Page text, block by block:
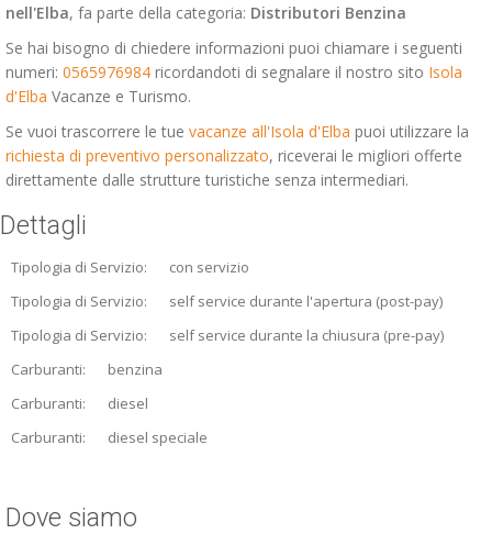
nell'Elba, fa parte della categoria: Distributori Benzina
Se hai bisogno di chiedere informazioni puoi chiamare i seguenti
numeri: 0565976984 ricordandoti di segnalare il nostro sito Isola
d'Elba Vacanze e Turismo.
Se vuoi trascorrere le tue vacanze all'Isola d'Elba puoi utilizzare la
richiesta di preventivo personalizzato, riceverai le migliori offerte
direttamente dalle strutture turistiche senza intermediari.
Dettagli
Tipologia di Servizio:
con servizio
Tipologia di Servizio:
self service durante l'apertura (post-pay)
Tipologia di Servizio:
self service durante la chiusura (pre-pay)
Carburanti:
benzina
Carburanti:
diesel
Carburanti:
diesel speciale
Dove siamo